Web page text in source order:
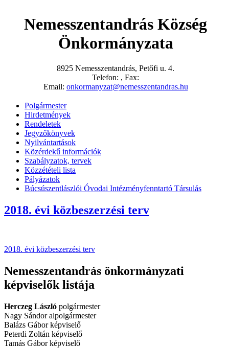
Nemesszentandrás Község
Önkormányzata
8925 Nemesszentandrás, Petőfi u. 4.
Telefon: , Fax:
Email: onkormanyzat@nemesszentandras.hu
Polgármester
Hirdetmények
Rendeletek
Jegyzőkönyvek
Nyilvántartások
Közérdekű információk
Szabályzatok, tervek
Közzétételi lista
Pályázatok
Búcsúszentlászlói Óvodai Intézményfenntartó Társulás
2018. évi közbeszerzési terv
2018. évi közbeszerzési terv
Nemesszentandrás önkormányzati
képviselők listája
Herczeg László polgármester
Nagy Sándor alpolgármester
Balázs Gábor képviselő
Peterdi Zoltán képviselő
Tamás Gábor képviselő